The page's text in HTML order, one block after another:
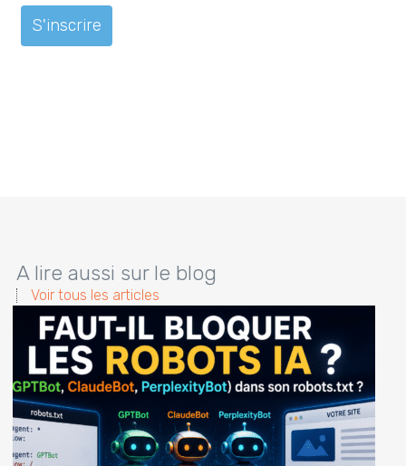
A lire aussi sur le blog
Voir tous les articles